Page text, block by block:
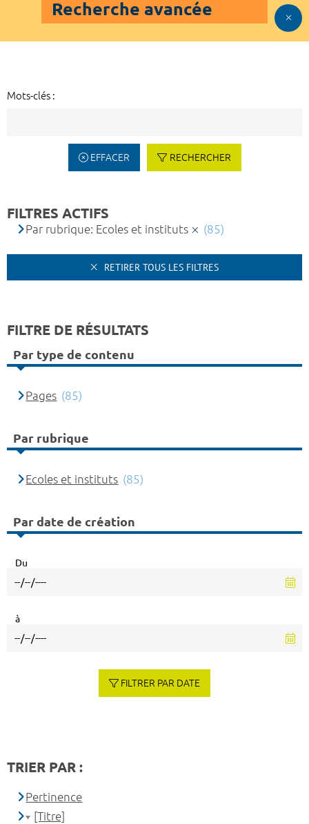
Recherche avancée
Mots-clés :
EFFACER RECHERCHER
FILTRES ACTIFS
Par rubrique: Ecoles et instituts (85)
RETIRER TOUS LES FILTRES
FILTRE DE RÉSULTATS
Par type de contenu
Pages (85)
Par rubrique
Ecoles et instituts (85)
Par date de création
Du
à
FILTRER PAR DATE
TRIER PAR :
Pertinence
[Titre]